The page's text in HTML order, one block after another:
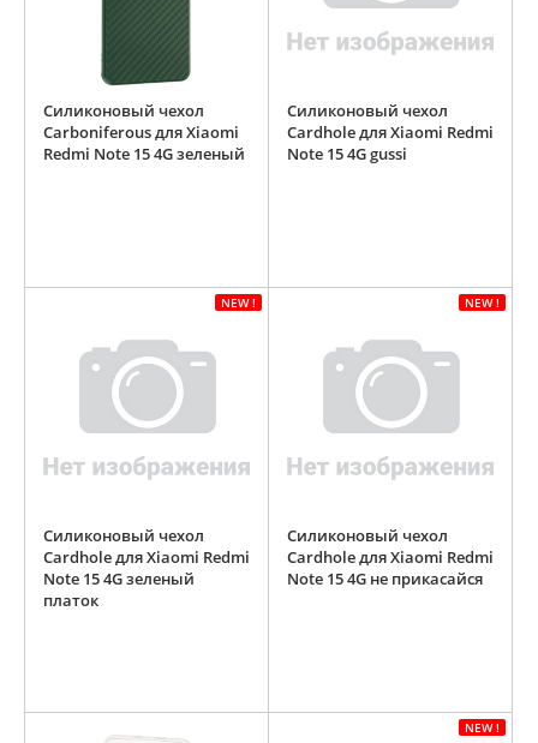
Силиконовый чехол
Carboniferous для Xiaomi
Redmi Note 15 4G зеленый
Силиконовый чехол
Cardhole для Xiaomi Redmi
Note 15 4G gussi
NEW !
Силиконовый чехол
Cardhole для Xiaomi Redmi
Note 15 4G зеленый
платок
NEW !
Силиконовый чехол
Cardhole для Xiaomi Redmi
Note 15 4G не прикасайся
NEW !